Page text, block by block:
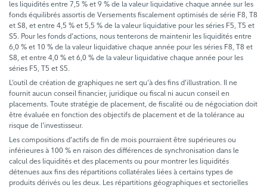
les liquidités entre 7,5 % et 9 % de la valeur liquidative chaque année sur les
fonds équilibrés assortis de Versements fiscalement optimisés de série F8, T8
et S8, et entre 4,5 % et 5,5 % de la valeur liquidative pour les séries F5, T5 et
S5. Pour les fonds d’actions, nous tenterons de maintenir les liquidités entre
6,0 % et 10 % de la valeur liquidative chaque année pour les séries F8, T8 et
S8, et entre 4,0 % et 6,0 % de la valeur liquidative chaque année pour les
séries F5, T5 et S5.
L’outil de création de graphiques ne sert qu’à des fins d’illustration. Il ne
fournit aucun conseil financier, juridique ou fiscal ni aucun conseil en
placements. Toute stratégie de placement, de fiscalité ou de négociation doit
être évaluée en fonction des objectifs de placement et de la tolérance au
risque de l’investisseur.
Les compositions d’actifs de fin de mois pourraient être supérieures ou
inférieures à 100 % en raison des différences de synchronisation dans le
calcul des liquidités et des placements ou pour montrer les liquidités
détenues aux fins des répartitions collatérales liées à certains types de
produits dérivés ou les deux. Les répartitions géographiques et sectorielles